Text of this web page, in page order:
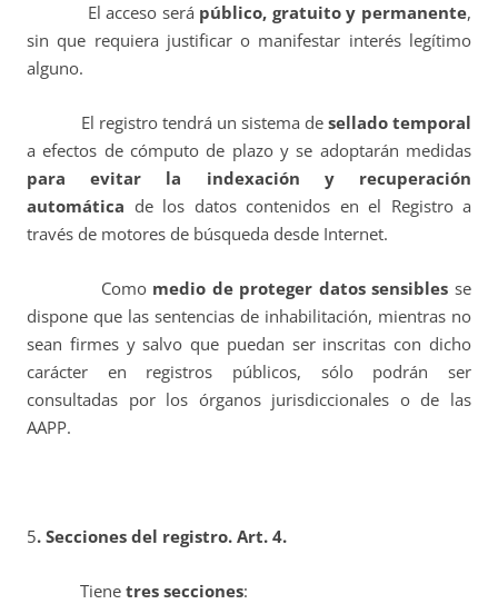
El acceso será público, gratuito y permanente,
sin que requiera justificar o manifestar interés legítimo
alguno.
El registro tendrá un sistema de sellado temporal
a efectos de cómputo de plazo y se adoptarán medidas
para evitar la indexación y recuperación
automática de los datos contenidos en el Registro a
través de motores de búsqueda desde Internet.
Como medio de proteger datos sensibles se
dispone que las sentencias de inhabilitación, mientras no
sean firmes y salvo que puedan ser inscritas con dicho
carácter en registros públicos, sólo podrán ser
consultadas por los órganos jurisdiccionales o de las
AAPP.
5. Secciones del registro. Art. 4.
Tiene tres secciones: